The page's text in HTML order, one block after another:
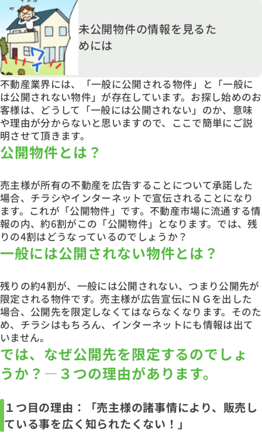
未公開物件の情報を見るた
めには
不動産業界には、「一般に公開される物件」と「一般に
は公開されない物件」が存在しています。お探し始めのお
客様は、どうして「一般には公開されない」のか、意味
や理由が分からないと思いますので、ここで簡単にご説
明させて頂きます。
公開物件とは？
売主様が所有の不動産を広告することについて承諾した
場合、チラシやインターネットで宣伝されることになり
ます。これが「公開物件」です。不動産市場に流通する情
報の内、約6割がこの「公開物件」となります。では、残
りの4割はどうなっているのでしょうか？
一般には公開されない物件とは？
残りの約4割が、一般には公開されない、つまり公開先が
限定される物件です。売主様が広告宣伝にＮＧを出した
場合、公開先を限定しなくてはならなくなります。そのた
め、チラシはもちろん、インターネットにも情報は出て
いません。
では、なぜ公開先を限定するのでしょ
うか？―３つの理由があります。
１つ目の理由：「売主様の諸事情により、販売し
ている事を広く知られたくない！」